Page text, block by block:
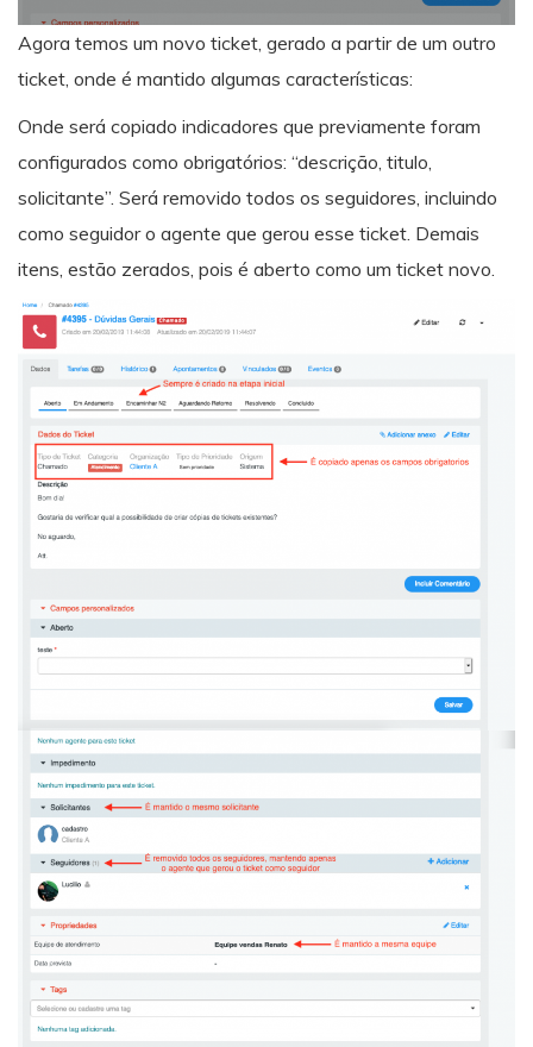
Agora temos um novo ticket, gerado a partir de um outro
ticket, onde é mantido algumas características:
Onde será copiado indicadores que previamente foram
configurados como obrigatórios: “descrição, titulo,
solicitante”. Será removido todos os seguidores, incluindo
como seguidor o agente que gerou esse ticket. Demais
itens, estão zerados, pois é aberto como um ticket novo.